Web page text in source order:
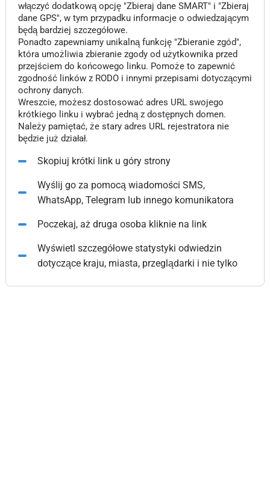
włączyć dodatkową opcję "Zbieraj dane SMART" i "Zbieraj
dane GPS", w tym przypadku informacje o odwiedzającym
będą bardziej szczegółowe.
Ponadto zapewniamy unikalną funkcję "Zbieranie zgód",
która umożliwia zbieranie zgody od użytkownika przed
przejściem do końcowego linku. Pomoże to zapewnić
zgodność linków z RODO i innymi przepisami dotyczącymi
ochrony danych.
Wreszcie, możesz dostosować adres URL swojego
krótkiego linku i wybrać jedną z dostępnych domen.
Należy pamiętać, że stary adres URL rejestratora nie
będzie już działał.
Skopiuj krótki link u góry strony
Wyślij go za pomocą wiadomości SMS,
WhatsApp, Telegram lub innego komunikatora
Poczekaj, aż druga osoba kliknie na link
Wyświetl szczegółowe statystyki odwiedzin
dotyczące kraju, miasta, przeglądarki i nie tylko